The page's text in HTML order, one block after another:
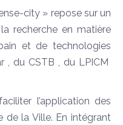
city » repose sur un
recherche en matière
et de technologies
, du CSTB , du LPICM
l’application des
de la Ville. En intégrant